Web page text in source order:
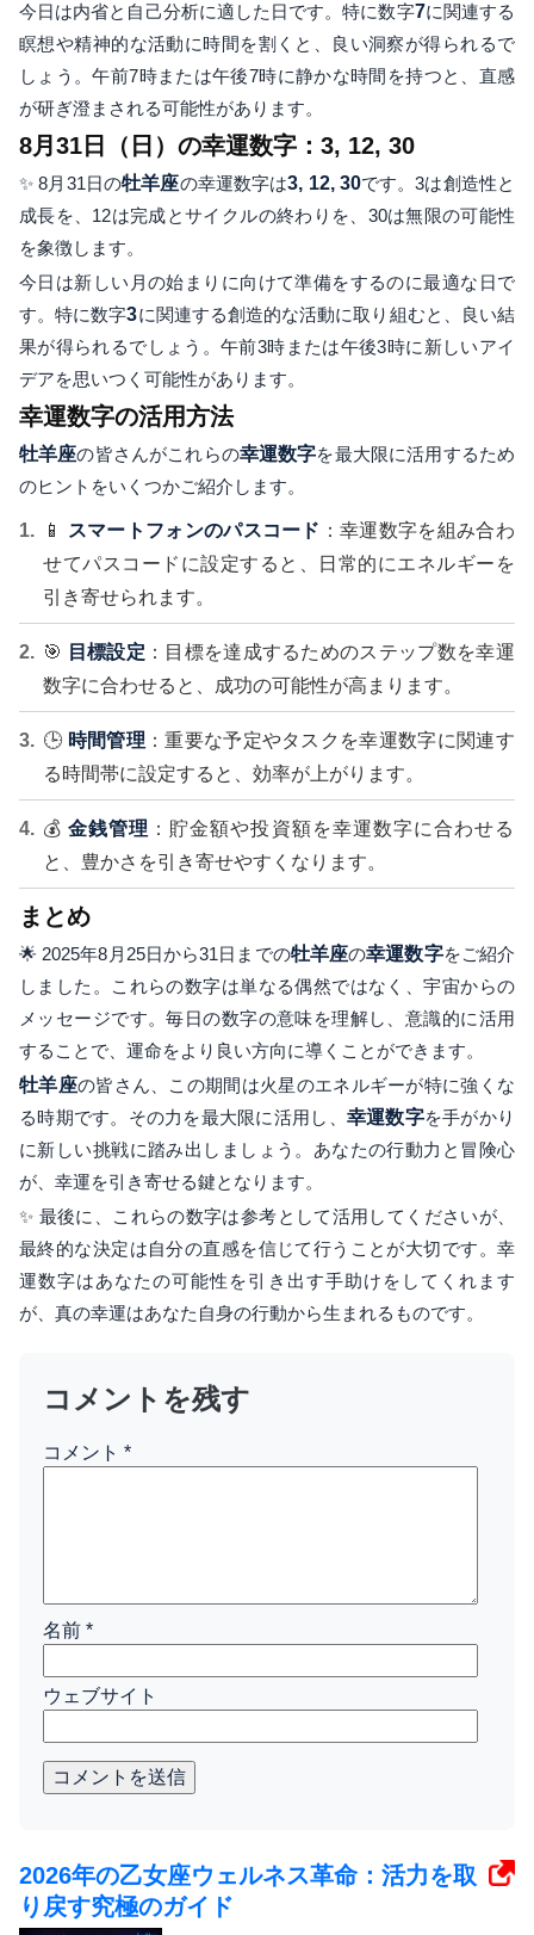
今日は内省と自己分析に適した日です。特に数字7に関連する
瞑想や精神的な活動に時間を割くと、良い洞察が得られるで
しょう。午前7時または午後7時に静かな時間を持つと、直感
が研ぎ澄まされる可能性があります。
8月31日（日）の幸運数字：3, 12, 30
✨ 8月31日の牡羊座の幸運数字は3, 12, 30です。3は創造性と
成長を、12は完成とサイクルの終わりを、30は無限の可能性
を象徴します。
今日は新しい月の始まりに向けて準備をするのに最適な日で
す。特に数字3に関連する創造的な活動に取り組むと、良い結
果が得られるでしょう。午前3時または午後3時に新しいアイ
デアを思いつく可能性があります。
幸運数字の活用方法
牡羊座の皆さんがこれらの幸運数字を最大限に活用するため
のヒントをいくつかご紹介します。
📱 スマートフォンのパスコード ：幸運数字を組み合わ
せてパスコードに設定すると、日常的にエネルギーを
引き寄せられます。
🎯 目標設定 ：目標を達成するためのステップ数を幸運
数字に合わせると、成功の可能性が高まります。
🕒 時間管理 ：重要な予定やタスクを幸運数字に関連す
る時間帯に設定すると、効率が上がります。
💰金銭管理 ：貯金額や投資額を幸運数字に合わせる
と、豊かさを引き寄せやすくなります。
まとめ
🌟 2025年8月25日から31日までの牡羊座の幸運数字をご紹介
しました。これらの数字は単なる偶然ではなく、宇宙からの
メッセージです。毎日の数字の意味を理解し、意識的に活用
することで、運命をより良い方向に導くことができます。
牡羊座の皆さん、この期間は火星のエネルギーが特に強くな
る時期です。その力を最大限に活用し、 幸運数字を手がかり
に新しい挑戦に踏み出しましょう。あなたの行動力と冒険心
が、幸運を引き寄せる鍵となります。
✨ 最後に、これらの数字は参考として活用してくださいが、
最終的な決定は自分の直感を信じて行うことが大切です。幸
運数字はあなたの可能性を引き出す手助けをしてくれます
が、真の幸運はあなた自身の行動から生まれるものです。
コメントを残す
コメント *
名前 *
ウェブサイト
コメントを送信
2026年の乙女座ウェルネス革命：活力を取
り戻す究極のガイド